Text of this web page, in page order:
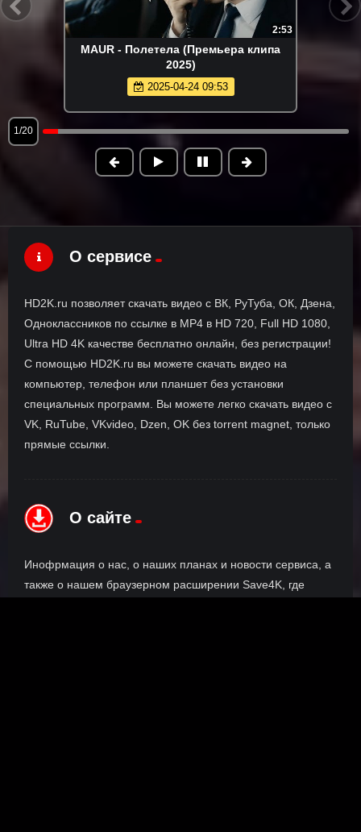
2:53
MAUR - Полетела (Премьера клипа
2025)
2025-04-24 09:53
1/20
О сервисе
HD2K.ru позволяет скачать видео с ВК, РуТуба, ОК, Дзена,
Одноклассников по ссылке в MP4 в HD 720, Full HD 1080,
Ultra HD 4K качестве бесплатно онлайн, без регистрации!
С помощью HD2K.ru вы можете скачать видео на
компьютер, телефон или планшет без установки
специальных программ. Вы можете легко скачать видео с
VK, RuTube, VKvideo, Dzen, OK без torrent magnet, только
прямые ссылки.
О сайте
Инофрмация о нас, о наших планах и новости сервиса, а
также о нашем браузерном расширении Save4K, где